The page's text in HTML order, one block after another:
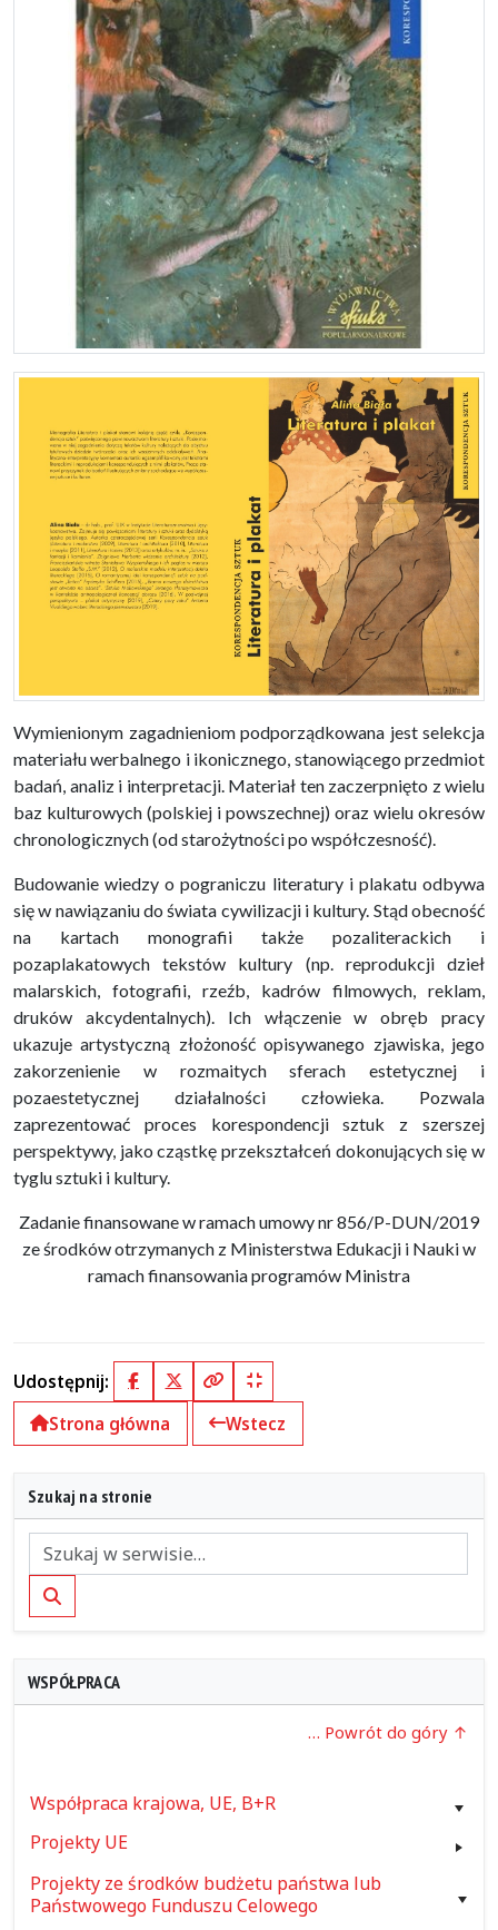
Wymienionym zagadnieniom podporządkowana jest selekcja
materiału werbalnego i ikonicznego, stanowiącego przedmiot
badań, analiz i inter­pretacji. Materiał ten zaczerpnięto z wielu
baz kulturowych (polskiej i powszechnej) oraz wielu okresów
chronologicznych (od starożytności po współczesność).
Budowanie wiedzy o pograniczu literatury i plakatu odbywa
się w nawiązaniu do świata cywilizacji i kultury. Stąd obecność
na kartach monografii także pozaliterackich i
pozaplakatowych tekstów kultury (np. reprodukcji dzieł
malarskich, fotografii, rzeźb, kadrów filmowych, reklam,
druków akcydentalnych). Ich włączenie w obręb pracy
ukazuje artystyczną złożoność opisywanego zjawiska, jego
zakorze­nienie w rozmaitych sferach estetycznej i
pozaestetycznej działalności człowieka. Pozwala
zaprezentować proces korespondencji sztuk z szerszej
perspektywy, jako cząstkę przekształceń dokonu­jących się w
tyglu sztuki i kultury.
Zadanie finansowane w ramach umowy nr 856/P-DUN/2019
ze środków otrzymanych z Ministerstwa Edukacji i Nauki w
ramach finansowania programów Ministra
Udostępnij: FacebookX (Twitter)
Kopiuj pełny link
Kopiuj krótki link
Strona główna
Wstecz
Szukaj na stronie
Szukaj
WSPÓŁPRACA
… Powrót do góry
Współpraca krajowa, UE, B+R
Projekty UE
Projekty ze środków budżetu państwa lub
Państwowego Funduszu Celowego